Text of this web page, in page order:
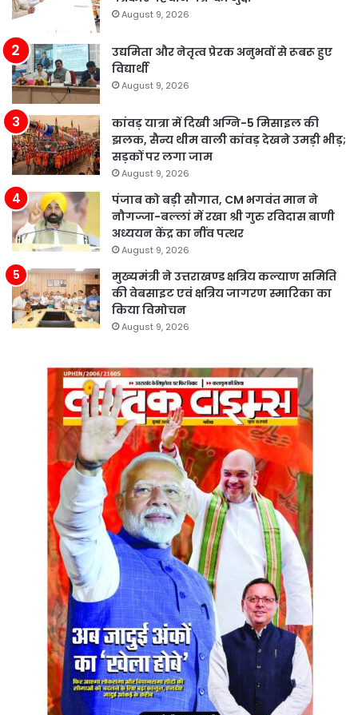
August 9, 2026
उद्यमिता और नेतृत्व प्रेरक अनुभवों से रूबरू हुए
विद्यार्थी
August 9, 2026
कांवड़ यात्रा में दिखी अग्नि-5 मिसाइल की
झलक, सैन्य थीम वाली कांवड़ देखने उमड़ी भीड़;
सड़कों पर लगा जाम
August 9, 2026
पंजाब को बड़ी सौगात, CM भगवंत मान ने
नौगज्जा-बल्लां में रखा श्री गुरु रविदास बाणी
अध्ययन केंद्र का नींव पत्थर
August 9, 2026
मुख्यमंत्री ने उत्तराखण्ड क्षत्रिय कल्याण समिति
की वेबसाइट एवं क्षत्रिय जागरण स्मारिका का
किया विमोचन
August 9, 2026